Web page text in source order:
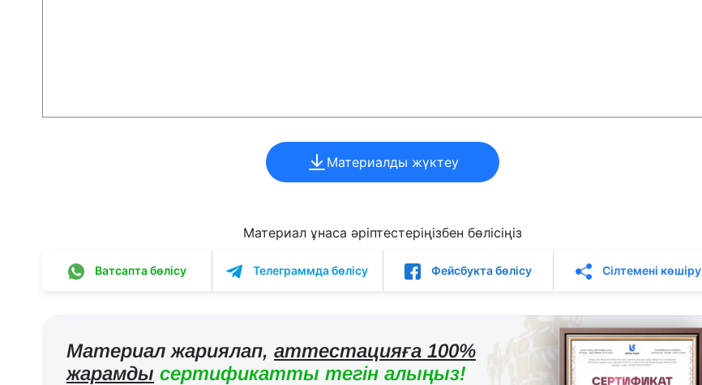
Материалды жүктеу
Материал ұнаса әріптестеріңізбен бөлісіңіз
Ватсапта бөлісу Телеграммда бөлісу Фейсбукта бөлісу Сілтемені көшіру
Материал жариялап, аттестацияға 100%
жарамды сертификатты тегін алыңыз!